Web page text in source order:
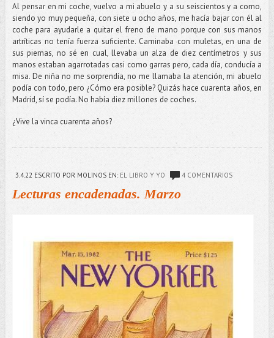
Al pensar en mi coche, vuelvo a mi abuelo y a su seiscientos y a como,
siendo yo muy pequeña, con siete u ocho años, me hacía bajar con él al
coche para ayudarle a quitar el freno de mano porque con sus manos
artríticas no tenía fuerza suficiente. Caminaba con muletas, en una de
sus piernas, no sé en cual, llevaba un alza de diez centímetros y sus
manos estaban agarrotadas casi como garras pero, cada día, conducía a
misa. De niña no me sorprendía, no me llamaba la atención, mi abuelo
podía con todo, pero ¿Cómo era posible? Quizás hace cuarenta años, en
Madrid, sí se podía. No había diez millones de coches.
¿Vive la vinca cuarenta años?
3.4.22 ESCRITO POR MOLINOS EN: EL LIBRO Y YO 4 COMENTARIOS
Lecturas encadenadas. Marzo